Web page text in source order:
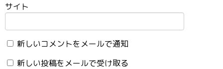
サイト
新しいコメントをメールで通知
新しい投稿をメールで受け取る